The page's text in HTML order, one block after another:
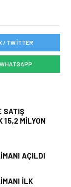
/ TWITTER
WHATSAPP
SATIŞ
15,2 MILYON
AÇILDI
İLK